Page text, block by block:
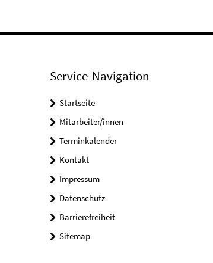
Service-Navigation
Startseite
Mitarbeiter/innen
Terminkalender
Kontakt
Impressum
Datenschutz
Barrierefreiheit
Sitemap